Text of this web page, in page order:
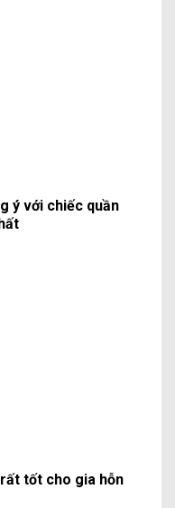
ý với chiếc quần
tốt cho gia hỗn